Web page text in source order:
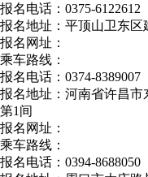
报名电话：0375-6122612
报名地址：平顶山卫东
报名网址：
乘车路线：
报名电话：0374-8389007
报名地址：河南省许昌市
第1间
报名网址：
乘车路线：
报名电话：0394-8688050